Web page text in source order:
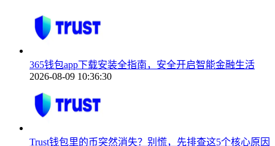
365钱包app下载安装全指南，安全开启智能金融生活
2026-08-09 10:36:30
Trust钱包里的币突然消失？别慌，先排查这5个核心原因